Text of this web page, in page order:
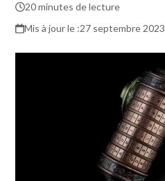
20 minutes de lecture
27 septembre 2023